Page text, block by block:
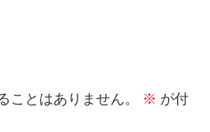
ことはありません。 ※ が付